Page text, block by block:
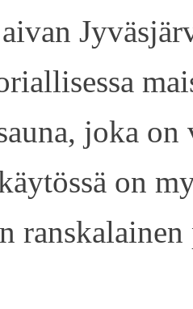
joka
on